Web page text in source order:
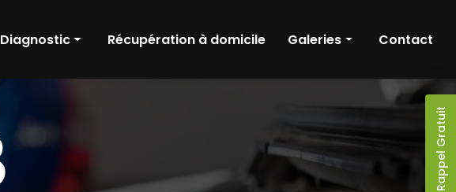
Rappel Gratuit
Diagnostic
Diagnostic électronique
Pré contrôle technique
Récupération à domicile Galeries
Récupération à domicile
Contact